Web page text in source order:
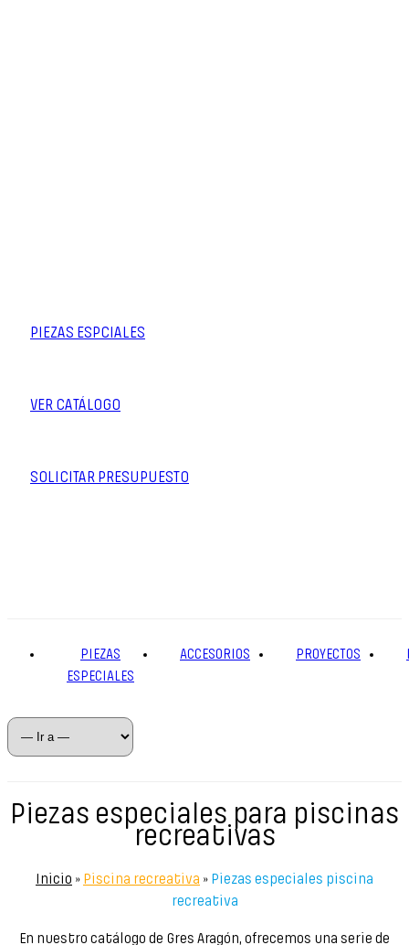
PIEZAS ESPCIALES
VER CATÁLOGO
SOLICITAR PRESUPUESTO
PIEZAS
ESPECIALES
ACCESORIOS PROYECTOS
Piezas especiales para piscinas
recreativas
Inicio » Piscina recreativa » Piezas especiales piscina
recreativa
En nuestro catálogo de Gres Aragón, ofrecemos una serie de